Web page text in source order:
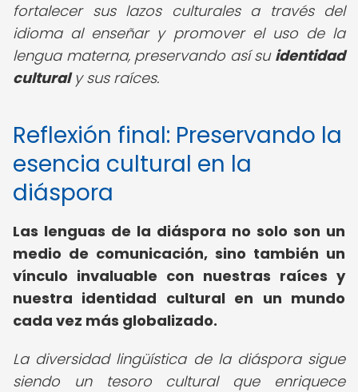
fortalecer sus lazos culturales a través del
idioma al enseñar y promover el uso de la
lengua materna, preservando así su identidad
culturaly sus raíces.
Reflexión final: Preservando la
esencia cultural en la
diáspora
Las lenguas de la diáspora no solo son un
medio de comunicación, sino también un
vínculo invaluable con nuestras raíces y
nuestra identidad cultural en un mundo
cada vez más globalizado.
La diversidad lingüística de la diáspora sigue
siendo un tesoro cultural que enriquece